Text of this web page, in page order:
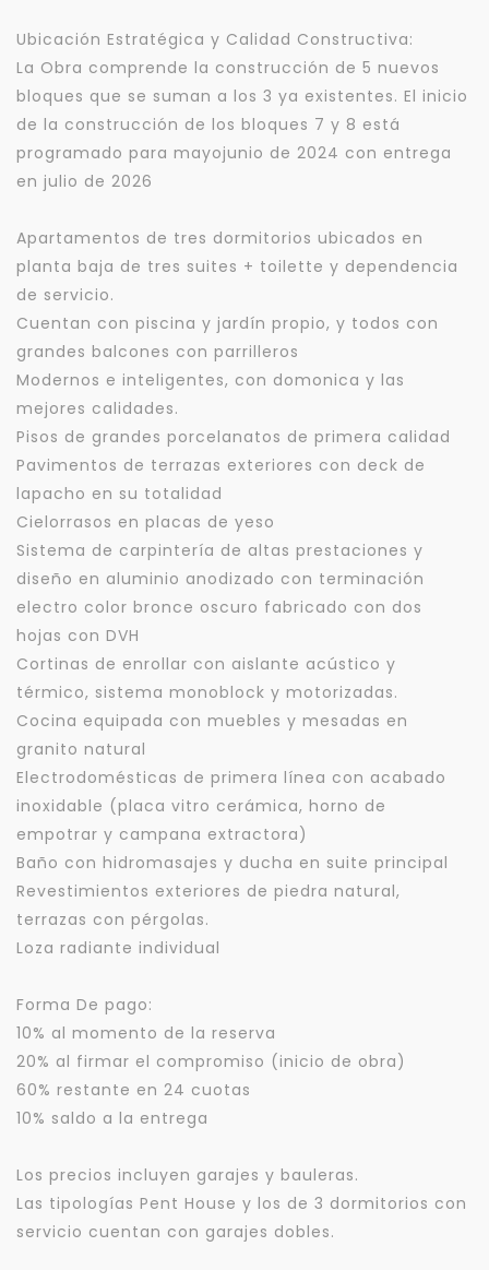
Ubicación Estratégica y Calidad Constructiva:
La Obra comprende la construcción de 5 nuevos
bloques que se suman a los 3 ya existentes. El inicio
de la construcción de los bloques 7 y 8 está
programado para mayojunio de 2024 con entrega
en julio de 2026
Apartamentos de tres dormitorios ubicados en
planta baja de tres suites + toilette y dependencia
de servicio.
Cuentan con piscina y jardín propio, y todos con
grandes balcones con parrilleros
Modernos e inteligentes, con domonica y las
mejores calidades.
Pisos de grandes porcelanatos de primera calidad
Pavimentos de terrazas exteriores con deck de
lapacho en su totalidad
Cielorrasos en placas de yeso
Sistema de carpintería de altas prestaciones y
diseño en aluminio anodizado con terminación
electro color bronce oscuro fabricado con dos
hojas con DVH
Cortinas de enrollar con aislante acústico y
térmico, sistema monoblock y motorizadas.
Cocina equipada con muebles y mesadas en
granito natural
Electrodomésticas de primera línea con acabado
inoxidable (placa vitro cerámica, horno de
empotrar y campana extractora)
Baño con hidromasajes y ducha en suite principal
Revestimientos exteriores de piedra natural,
terrazas con pérgolas.
Loza radiante individual
Forma De pago:
10% al momento de la reserva
20% al firmar el compromiso (inicio de obra)
60% restante en 24 cuotas
10% saldo a la entrega
Los precios incluyen garajes y bauleras.
Las tipologías Pent House y los de 3 dormitorios con
servicio cuentan con garajes dobles.